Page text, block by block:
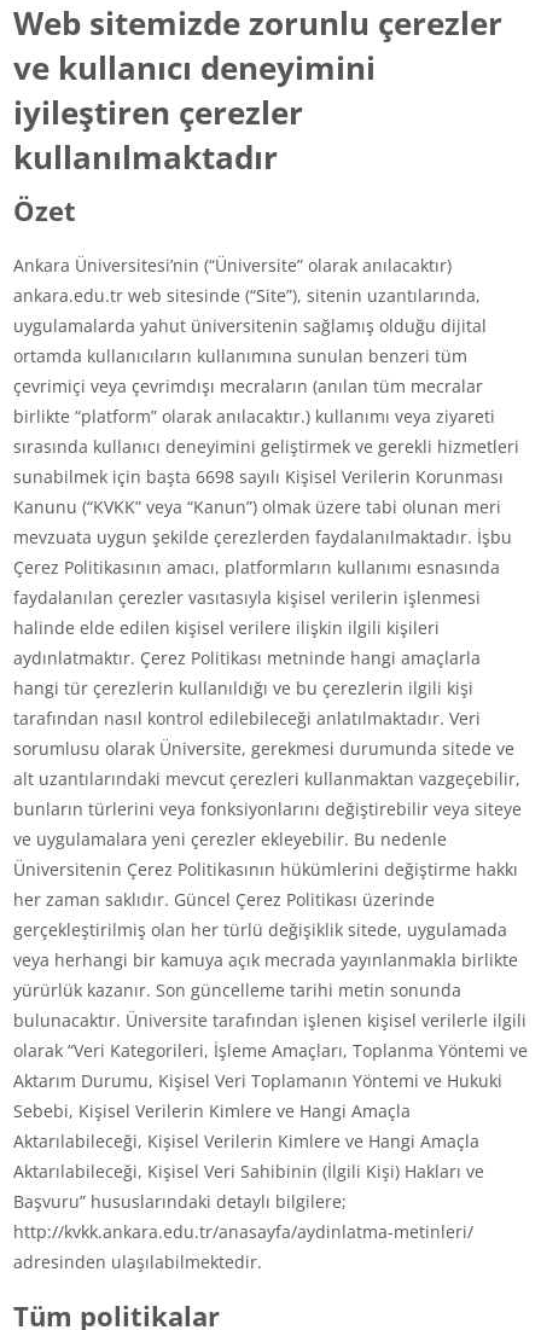
Web sitemizde zorunlu çerezler
ve kullanıcı deneyimini
iyileştiren çerezler
kullanılmaktadır
Özet
Ankara Üniversitesi’nin (“Üniversite” olarak anılacaktır)
ankara.edu.tr web sitesinde (“Site”), sitenin uzantılarında,
uygulamalarda yahut üniversitenin sağlamış olduğu dijital
ortamda kullanıcıların kullanımına sunulan benzeri tüm
çevrimiçi veya çevrimdışı mecraların (anılan tüm mecralar
birlikte “platform” olarak anılacaktır.) kullanımı veya ziyareti
sırasında kullanıcı deneyimini geliştirmek ve gerekli hizmetleri
sunabilmek için başta 6698 sayılı Kişisel Verilerin Korunması
Kanunu (“KVKK” veya “Kanun”) olmak üzere tabi olunan meri
mevzuata uygun şekilde çerezlerden faydalanılmaktadır. İşbu
Çerez Politikasının amacı, platformların kullanımı esnasında
faydalanılan çerezler vasıtasıyla kişisel verilerin işlenmesi
halinde elde edilen kişisel verilere ilişkin ilgili kişileri
aydınlatmaktır. Çerez Politikası metninde hangi amaçlarla
hangi tür çerezlerin kullanıldığı ve bu çerezlerin ilgili kişi
tarafından nasıl kontrol edilebileceği anlatılmaktadır. Veri
sorumlusu olarak Üniversite, gerekmesi durumunda sitede ve
alt uzantılarındaki mevcut çerezleri kullanmaktan vazgeçebilir,
bunların türlerini veya fonksiyonlarını değiştirebilir veya siteye
ve uygulamalara yeni çerezler ekleyebilir. Bu nedenle
Üniversitenin Çerez Politikasının hükümlerini değiştirme hakkı
her zaman saklıdır. Güncel Çerez Politikası üzerinde
gerçekleştirilmiş olan her türlü değişiklik sitede, uygulamada
veya herhangi bir kamuya açık mecrada yayınlanmakla birlikte
yürürlük kazanır. Son güncelleme tarihi metin sonunda
bulunacaktır. Üniversite tarafından işlenen kişisel verilerle ilgili
olarak “Veri Kategorileri, İşleme Amaçları, Toplanma Yöntemi ve
Aktarım Durumu, Kişisel Veri Toplamanın Yöntemi ve Hukuki
Sebebi, Kişisel Verilerin Kimlere ve Hangi Amaçla
Aktarılabileceği, Kişisel Verilerin Kimlere ve Hangi Amaçla
Aktarılabileceği, Kişisel Veri Sahibinin (İlgili Kişi) Hakları ve
Başvuru” hususlarındaki detaylı bilgilere;
http://kvkk.ankara.edu.tr/anasayfa/aydinlatma-metinleri/
adresinden ulaşılabilmektedir.
Tüm politikalar